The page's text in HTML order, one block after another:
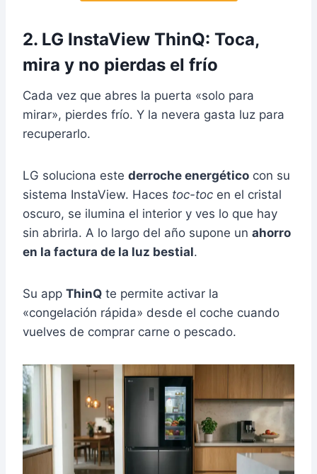
2. LG InstaView ThinQ: Toca,
mira y no pierdas el frío
Cada vez que abres la puerta «solo para
mirar», pierdes frío. Y la nevera gasta luz para
recuperarlo.
LG soluciona este derroche energético con su
sistema InstaView. Haces toc-toc en el cristal
oscuro, se ilumina el interior y ves lo que hay
sin abrirla. A lo largo del año supone un ahorro
en la factura de la luz bestial.
Su app ThinQ te permite activar la
«congelación rápida» desde el coche cuando
vuelves de comprar carne o pescado.